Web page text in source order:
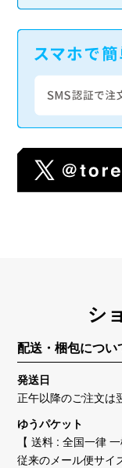
シ
配送・梱包につい
発送日
正午以降のご注文は
ゆうパケット
【 送料 : 全国一律
従来のメール便サイ